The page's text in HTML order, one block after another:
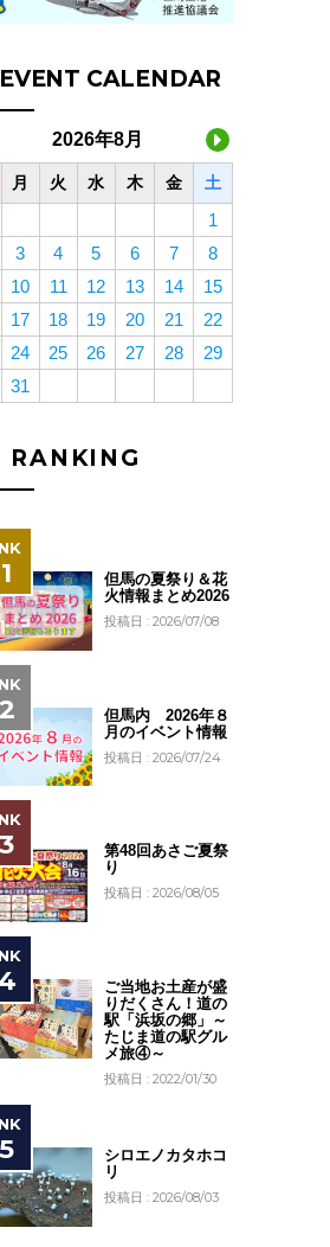
EVENT CALENDAR
2026年8月
月 火 水 木 金 土
1
3 4 5 6 7
8
10 11 12 13 14
15
17 18 19 20 21
22
24 25 26 27 28
29
31
RANKING
但馬の夏祭り＆花
火情報まとめ2026
投稿日 : 2026/07/08
但馬内 2026年８
月のイベント情報
投稿日 : 2026/07/24
第48回あさご夏祭
り
投稿日 : 2026/08/05
ご当地お土産が盛
りだくさん！道の
駅「浜坂の郷」～
たじま道の駅グル
メ旅④～
投稿日 : 2022/01/30
シロエノカタホコ
リ
投稿日 : 2026/08/03